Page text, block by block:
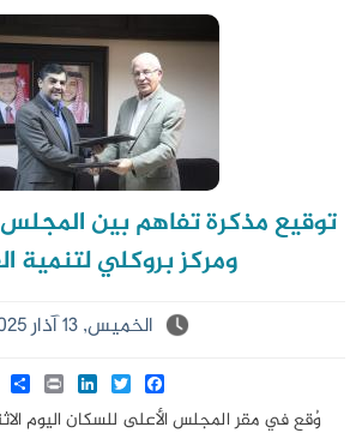
توقيع مذكرة تفاهم بين
ومركز بروكلي لتنمية
الخميس, 13 آذار 2025
Facebook
Twitter
LinkedIn
Print
وُقع في مقر المجلس الأعلى للسكان اليوم